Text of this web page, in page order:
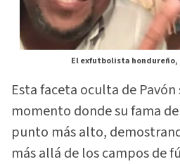
El exfutbolista hondureño,
Esta faceta oculta de
momento donde su fama
punto más alto,
más allá de los campos de